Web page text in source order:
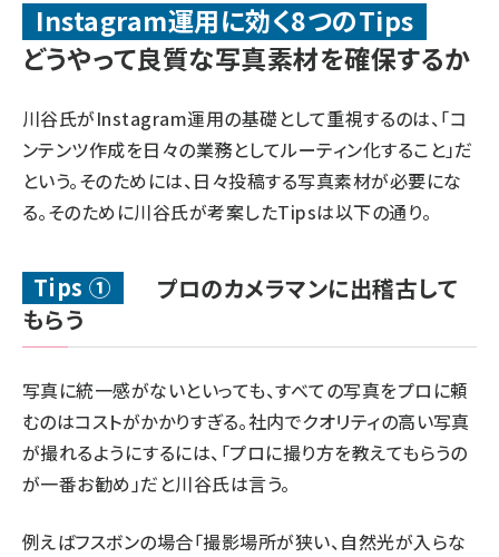
Instagram運用に効く8つのTips
どうやって良質な写真素材を確保するか
川谷氏がInstagram運用の基礎として重視するのは、「コ
ンテンツ作成を日々の業務としてルーティン化すること」だ
という。そのためには、日々投稿する写真素材が必要にな
る。そのために川谷氏が考案したTipsは以下の通り。
Tips ①
プロのカメラマンに出稽古して
もらう
写真に統一感がないといっても、すべての写真をプロに頼
むのはコストがかかりすぎる。社内でクオリティの高い写真
が撮れるようにするには、「プロに撮り方を教えてもらうの
が一番お勧め」だと川谷氏は言う。
例えばフスボンの場合「撮影場所が狭い、自然光が入らな